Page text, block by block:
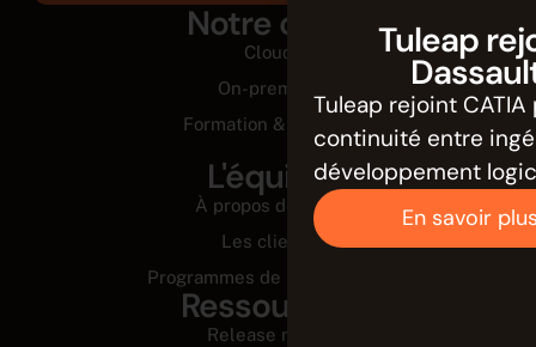
Notre offre
Cloud
On-premise
Formation & Conseil
L'équipe
À propos de nous
Les clients
Programmes de partenariats
Ressources
Release notes
Tuleap
Tuleap rejoint
continuité entre
développement
En savoir